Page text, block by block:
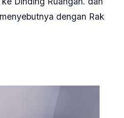
dengan Rak